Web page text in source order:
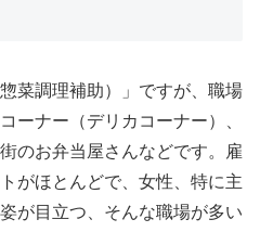
菜調理補助）」ですが、職場
ーナー（デリカコーナー）、
のお弁当屋さんなどです。雇
がほとんどで、女性、特に主
が目立つ、そんな職場が多い